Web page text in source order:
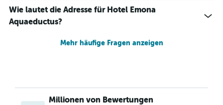
Wie lautet die Adresse für Hotel Emona
Aquaeductus?
Mehr häufige Fragen anzeigen
Millionen von Bewertungen